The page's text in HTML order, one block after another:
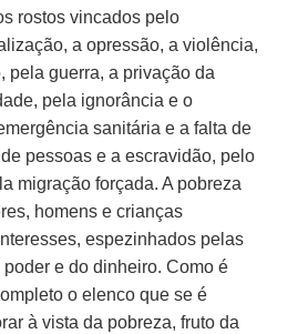
rostos vincados pelo
a opressão, a violência,
pela guerra, a privação da
pela ignorância e o
sanitária e a falta de
pessoas e a escravidão, pelo
migração forçada. A pobreza
homens e crianças
espezinhados pelas
e do dinheiro. Como é
o elenco que se é
à vista da pobreza, fruto da